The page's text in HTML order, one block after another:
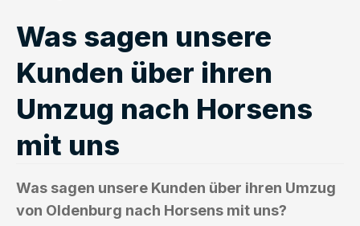
Was sagen unsere
Kunden über ihren
Umzug nach Horsens
mit uns
Was sagen unsere Kunden über ihren Umzug
von Oldenburg nach Horsens mit uns?